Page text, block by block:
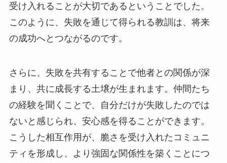
受け入れることが大切であるということでした。
このように、失敗を通じて得られる教訓は、将来
の成功へとつながるのです。
さらに、失敗を共有することで他者との関係が深
まり、共に成長する土壌が生まれます。仲間たち
の経験を聞くことで、自分だけが失敗したのでは
ないと感じられ、安心感を得ることができます。
こうした相互作用が、脆さを受け入れたコミュニ
ティを形成し、より強固な関係性を築くことにつ